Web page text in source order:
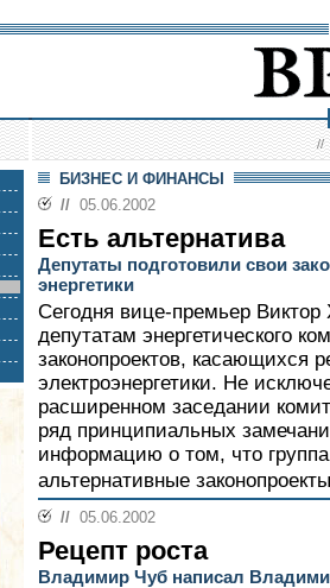
//
БИЗНЕС И ФИНАНСЫ
// 05.06.2002
Есть альтернатива
Депутаты подготовили свои
энергетики
Сегодня вице-премьер Виктор
депутатам энергетического
законопроектов, касающихся
электроэнергетики. Не
расширенном заседании
ряд принципиальных
информацию о том, что группа
альтернативные
// 05.06.2002
Рецепт роста
Владимир Чуб написал